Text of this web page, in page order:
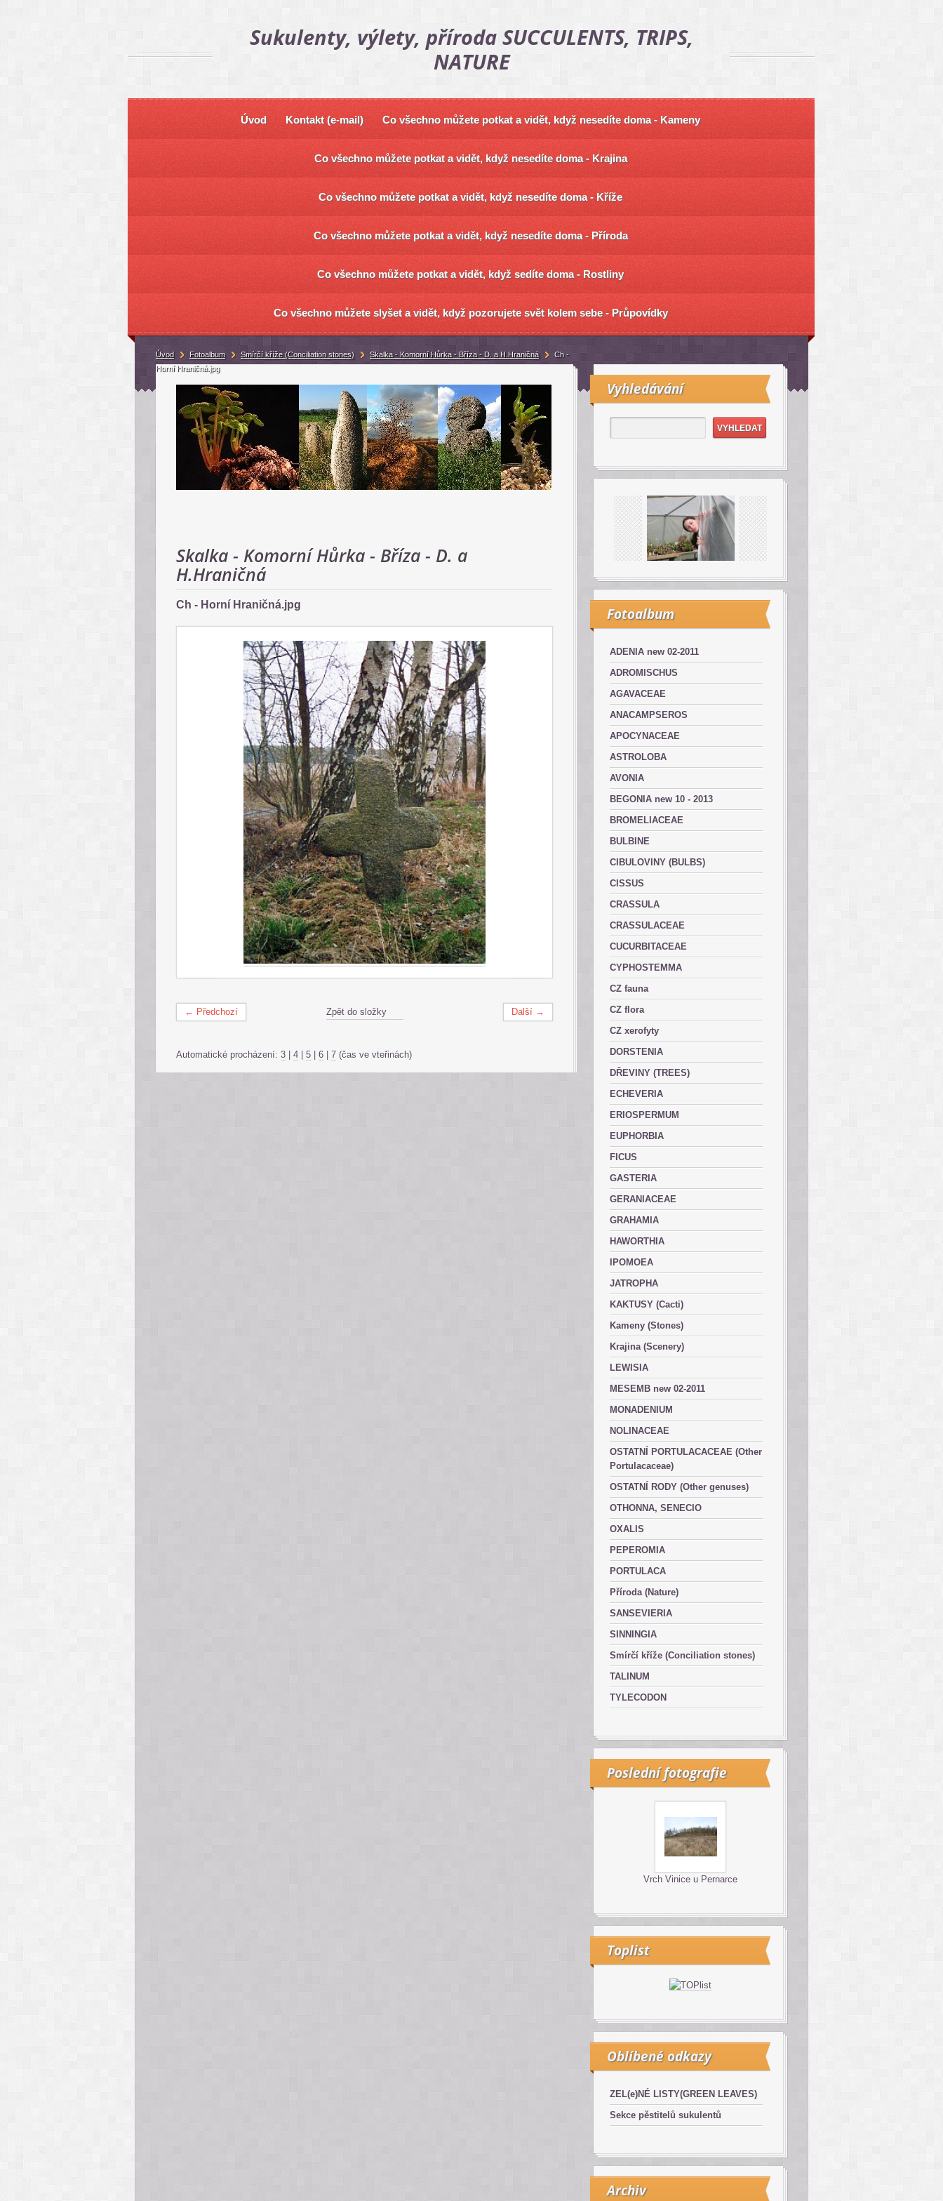
Sukulenty, výlety, příroda SUCCULENTS, TRIPS,
NATURE
Úvod Kontakt (e-mail) Co všechno můžete potkat a vidět, když nesedíte doma - Kameny
Co všechno můžete potkat a vidět, když nesedíte doma - Krajina
Co všechno můžete potkat a vidět, když nesedíte doma - Kříže
Co všechno můžete potkat a vidět, když nesedíte doma - Příroda
Co všechno můžete potkat a vidět, když sedíte doma - Rostliny
Co všechno můžete slyšet a vidět, když pozorujete svět kolem sebe - Průpovídky
Skalka - Komorní Hůrka - Bříza - D. a
H.Hraničná
Ch - Horní Hraničná.jpg
← Předchozí Další →
Zpět do složky
Automatické procházení: 3 4 5 6 7 (čas ve vteřinách)
Vyhledávání
Fotoalbum
ADENIA new 02-2011
ADROMISCHUS
AGAVACEAE
ANACAMPSEROS
APOCYNACEAE
ASTROLOBA
AVONIA
BEGONIA new 10 - 2013
BROMELIACEAE
BULBINE
CIBULOVINY (BULBS)
CISSUS
CRASSULA
CRASSULACEAE
CUCURBITACEAE
CYPHOSTEMMA
CZ fauna
CZ flora
CZ xerofyty
DORSTENIA
DŘEVINY (TREES)
ECHEVERIA
ERIOSPERMUM
EUPHORBIA
FICUS
GASTERIA
GERANIACEAE
GRAHAMIA
HAWORTHIA
IPOMOEA
JATROPHA
KAKTUSY (Cacti)
Kameny (Stones)
Krajina (Scenery)
LEWISIA
MESEMB new 02-2011
MONADENIUM
NOLINACEAE
OSTATNÍ PORTULACACEAE (Other
Portulacaceae)
OSTATNÍ RODY (Other genuses)
OTHONNA, SENECIO
OXALIS
PEPEROMIA
PORTULACA
Příroda (Nature)
SANSEVIERIA
SINNINGIA
Smírčí kříže (Conciliation stones)
TALINUM
TYLECODON
Poslední fotografie
Vrch Vinice u Pernarce
Toplist
Oblíbené odkazy
ZEL(e)NÉ LISTY(GREEN LEAVES)
Sekce pěstitelů sukulentů
Archiv
Úvod Fotoalbum Smírčí kříže (Conciliation stones) Skalka - Komorní Hůrka - Bříza - D. a H.Hraničná
Ch -
Horní Hraničná.jpg